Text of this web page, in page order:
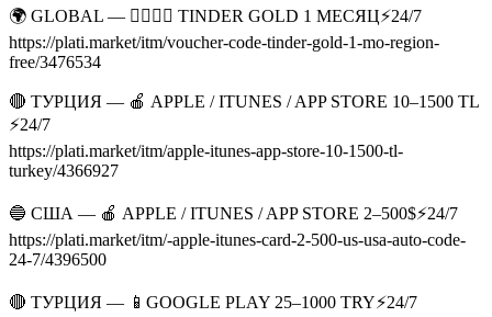
🌍 GLOBAL — ❤️‍🔥🍑🍆 TINDER GOLD 1 МЕСЯЦ⚡️24/7
https://plati.market/itm/voucher-code-tinder-gold-1-mo-region-
free/3476534
🔴 ТУРЦИЯ — 🍎 APPLE / ITUNES / APP STORE 10–1500 TL
⚡️24/7
https://plati.market/itm/apple-itunes-app-store-10-1500-tl-
turkey/4366927
🔵 США — 🍎 APPLE / ITUNES / APP STORE 2–500$⚡️24/7
https://plati.market/itm/-apple-itunes-card-2-500-us-usa-auto-code-
24-7/4396500
🔴 ТУРЦИЯ — 📱GOOGLE PLAY 25–1000 TRY⚡️24/7